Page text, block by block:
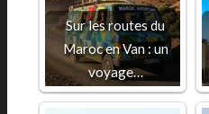
Sur les routes du
Maroc en Van : un
voyage…